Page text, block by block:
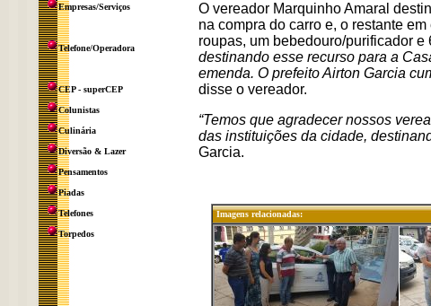
Empresas/Serviços
Telefone/Operadora
CEP - superCEP
Colunistas
Culinária
Diversão & Lazer
Pensamentos
Piadas
Telefones
Torpedos
O vereador Marquinho Amaral
na compra do carro e, o restante
roupas, um bebedouro/purificador e
destinando esse recurso para a
emenda. O prefeito Airton Garcia
disse o vereador.
“Temos que agradecer nossos
das instituições da cidade,
Garcia.
Imagens relacionadas: